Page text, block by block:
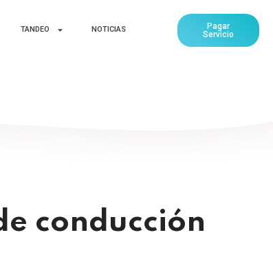
TANDEO NOTICIAS
Pagar
Servicio
conducción